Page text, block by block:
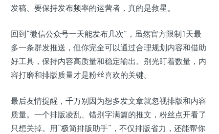
发稿、要保持发布频率的运营者，真的是救星。
回到“微信公众号一天能发布几次”，虽然官方限制1天最
多一条群发推送，但你完全可以通过合理规划内容和借助
好工具，保持内容高质量和稳定输出。别光盯着数量，内
容打磨和排版质量才是粉丝喜欢的关键。
最后友情提醒，千万别因为想多发文章就忽视排版和内容
质量。一个排版凌乱、错别字满篇的推文，粉丝点开看了
只想关掉。用“极简排版助手”，不仅排版省力，还能帮你